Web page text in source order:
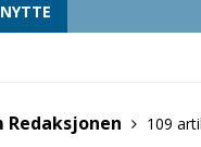
Redaksjonen
109